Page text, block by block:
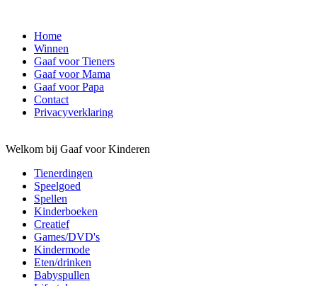
Home
Winnen
Gaaf voor Tieners
Gaaf voor Mama
Gaaf voor Papa
Contact
Privacyverklaring
Welkom bij Gaaf voor Kinderen
Tienerdingen
Speelgoed
Spellen
Kinderboeken
Creatief
Games/DVD's
Kindermode
Eten/drinken
Babyspullen